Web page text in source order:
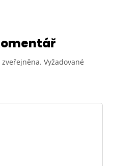
Vyžadované